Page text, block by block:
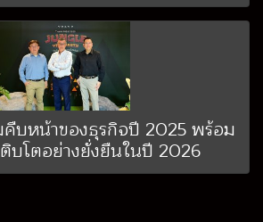
คืบหน้าของธุรกิจปี 2025 พร้อม
บโตอย่างยั่งยืนในปี 2026